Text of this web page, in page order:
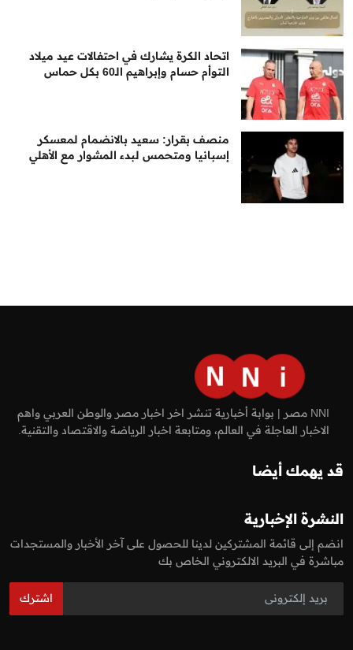
اتحاد الكرة يشارك في احتفالات عيد ميلاد
التوأم حسام وإبراهيم الـ60 بكل حماس
منصف بقرار: سعيد بالانضمام لمعسكر
إسبانيا ومتحمس لبدء المشوار مع الأهلي
NNI مصر | بوابة أخبارية تنشر اخر اخبار مصر والوطن العربي واهم
الاخبار العاجلة في العالم، ومتابعة اخبار الرياضة والاقتصاد والتقنية.
قد يهمك أيضا
النشرة الإخبارية
انضم إلى قائمة المشتركين لدينا للحصول على آخر الأخبار والمستجدات
مباشرة في البريد الالكتروني الخاص بك
اشترك